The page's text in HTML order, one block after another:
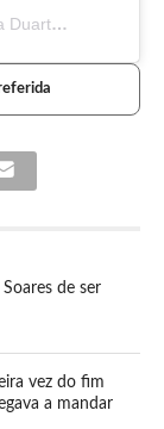
Uma publicação partilhada por Carina Duarte (@carinabboficial)
de ser
vez do fim
a mandar